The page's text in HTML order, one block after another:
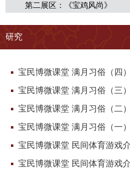
第二展区：《宝鸡风尚》
研究
宝民博微课堂 满月习俗（四）
宝民博微课堂 满月习俗（三）
宝民博微课堂 满月习俗（二）
宝民博微课堂 满月习俗（一）
宝民博微课堂 民间体育游戏介
宝民博微课堂 民间体育游戏介